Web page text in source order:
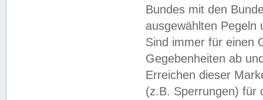
Bundes mit den
ausgewählten
Sind immer für einen
Gegebenheiten ab
Erreichen dieser
(z.B. Sperrungen) für